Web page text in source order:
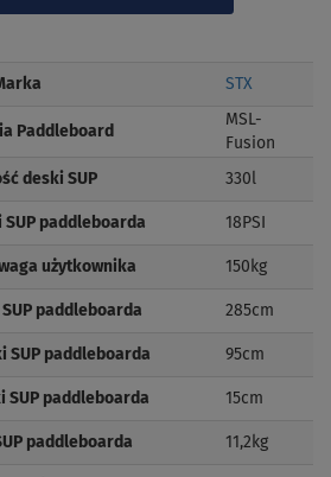
STX
Paddleboard
MSL-
Fusion
deski SUP 330l
paddleboarda 18PSI
użytkownika 150kg
SUP paddleboarda 285cm
SUP paddleboarda 95cm
SUP paddleboarda 15cm
paddleboarda 11,2kg